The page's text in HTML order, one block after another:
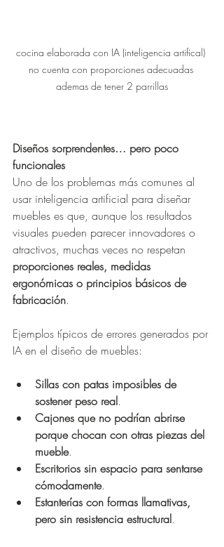
cocina elaborada con IA (inteligencia artifical)
no cuenta con proporciones adecuadas
ademas de tener 2 parrillas
Diseños sorprendentes… pero poco
funcionales
Uno de los problemas más comunes al
usar inteligencia artificial para diseñar
muebles es que, aunque los resultados
visuales pueden parecer innovadores o
atractivos, muchas veces no respetan
proporciones reales, medidas
ergonómicas o principios básicos de
fabricación.
Ejemplos típicos de errores generados por
IA en el diseño de muebles:
Sillas con patas imposibles de
sostener peso real.
Cajones que no podrían abrirse
porque chocan con otras piezas del
mueble.
Escritorios sin espacio para sentarse
cómodamente.
Estanterías con formas llamativas,
pero sin resistencia estructural.